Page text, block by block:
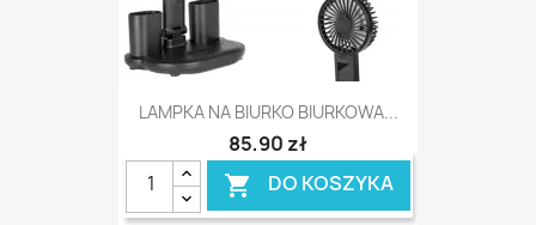
LAMPKA NA BIURKO BIURKOWA...
85,90 zł
 DO KOSZYKA